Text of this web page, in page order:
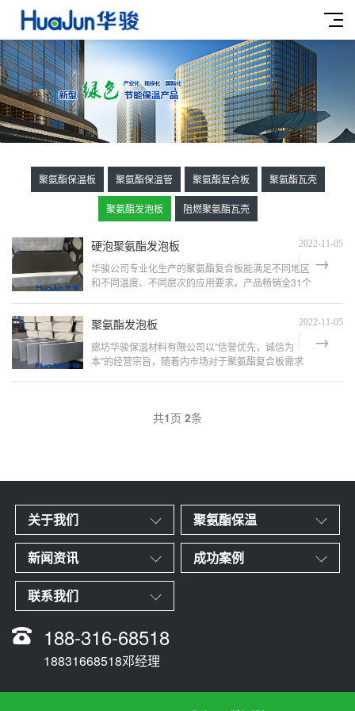
聚氨酯保温板 聚氨酯保温管 聚氨酯复合板 聚氨酯瓦壳
聚氨酯发泡板 阻燃聚氨酯瓦壳
硬泡聚氨酯发泡板 2022-11-05
华骏公司专业化生产的聚氨酯复合板能满足不同地区
和不同温度、不同层次的应用要求。产品畅销全31个
聚氨酯发泡板 2022-11-05
廊坊华骏保温材料有限公司以"信誉优先，诚信为
本"的经营宗旨，随着内市场对于聚氨酯复合板需求
共1页 2条
关于我们 聚氨酯保温
新闻资讯 成功案例
联系我们
188-316-68518
18831668518邓经理